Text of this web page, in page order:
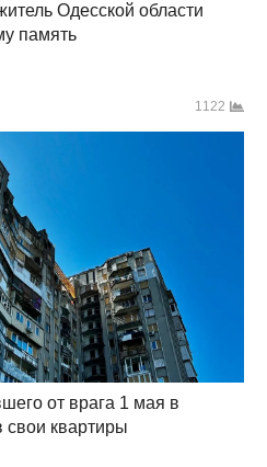
Одесской области
память
1122
от врага 1 мая в
квартиры